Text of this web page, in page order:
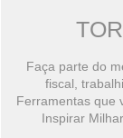
Faça parte do
fiscal,
Ferramentas que
Inspirar